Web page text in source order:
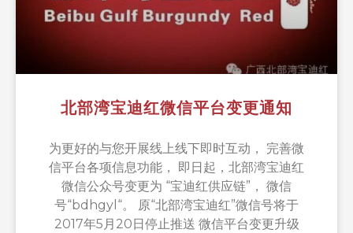
北部湾宝迪红微信平台变更通知
为更好的与您开展线上线下即时互动， 完善微
信平台各项信息功能， 即日起，北部湾宝迪红
微信公众号变更为 “宝迪红供应链”， 微信
号“bdhgyl“。 原“北部湾宝迪红”微信号将于
2017年5月20日停止推送 微信平台变更升级